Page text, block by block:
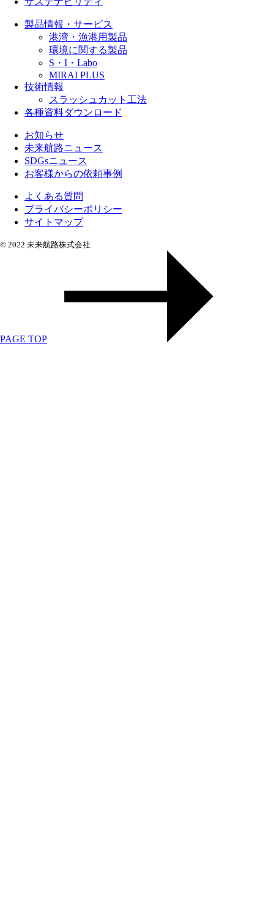
製品情報・サービス
港湾・漁港用製品
環境に関する製品
S・I・Labo
MIRAI PLUS
技術情報
スラッシュカット工法
各種資料ダウンロード
お知らせ
未来航路ニュース
SDGsニュース
お客様からの依頼事例
よくある質問
プライバシーポリシー
サイトマップ
© 2022 未来航路株式会社
PAGE TOP